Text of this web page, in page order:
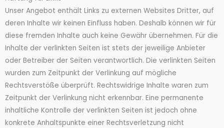
Unser Angebot enthält Links zu externen Websites Dritter, auf
deren Inhalte wir keinen Einfluss haben. Deshalb können wir für
diese fremden Inhalte auch keine Gewähr übernehmen. Für die
Inhalte der verlinkten Seiten ist stets der jeweilige Anbieter
oder Betreiber der Seiten verantwortlich. Die verlinkten Seiten
wurden zum Zeitpunkt der Verlinkung auf mögliche
Rechtsverstöße überprüft. Rechtswidrige Inhalte waren zum
Zeitpunkt der Verlinkung nicht erkennbar. Eine permanente
inhaltliche Kontrolle der verlinkten Seiten ist jedoch ohne
konkrete Anhaltspunkte einer Rechtsverletzung nicht